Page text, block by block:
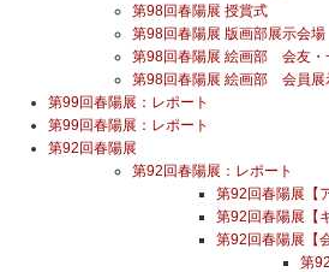
第98回春陽展 授賞式
第98回春陽展 版画部展示会場
第98回春陽展 絵画部 会友・
第98回春陽展 絵画部 会員展
第99回春陽展：レポート
第99回春陽展：レポート
第92回春陽展
第92回春陽展：レポート
第92回春陽展【
第92回春陽展【
第92回春陽展【
第